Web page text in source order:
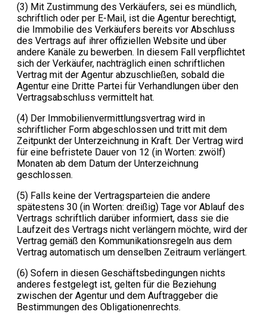
(3) Mit Zustimmung des Verkäufers, sei es mündlich,
schriftlich oder per E-Mail, ist die Agentur berechtigt,
die Immobilie des Verkäufers bereits vor Abschluss
des Vertrags auf ihrer offiziellen Website und über
andere Kanäle zu bewerben. In diesem Fall verpflichtet
sich der Verkäufer, nachträglich einen schriftlichen
Vertrag mit der Agentur abzuschließen, sobald die
Agentur eine Dritte Partei für Verhandlungen über den
Vertragsabschluss vermittelt hat.
(4) Der Immobilienvermittlungsvertrag wird in
schriftlicher Form abgeschlossen und tritt mit dem
Zeitpunkt der Unterzeichnung in Kraft. Der Vertrag wird
für eine befristete Dauer von 12 (in Worten: zwölf)
Monaten ab dem Datum der Unterzeichnung
geschlossen.
(5) Falls keine der Vertragsparteien die andere
spätestens 30 (in Worten: dreißig) Tage vor Ablauf des
Vertrags schriftlich darüber informiert, dass sie die
Laufzeit des Vertrags nicht verlängern möchte, wird der
Vertrag gemäß den Kommunikationsregeln aus dem
Vertrag automatisch um denselben Zeitraum verlängert.
(6) Sofern in diesen Geschäftsbedingungen nichts
anderes festgelegt ist, gelten für die Beziehung
zwischen der Agentur und dem Auftraggeber die
Bestimmungen des Obligationenrechts.